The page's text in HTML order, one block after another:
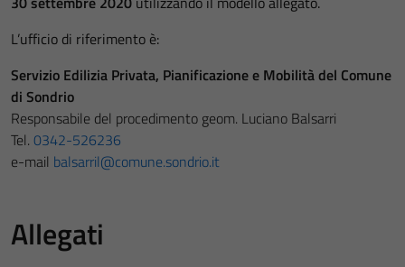
L’ufficio di riferimento è:
Servizio Edilizia Privata, Pianificazione e Mobilità del Comune
di Sondrio
Responsabile del procedimento geom. Luciano Balsarri
Tel. 0342-526236
e-mail balsarril@comune.sondrio.it
Allegati